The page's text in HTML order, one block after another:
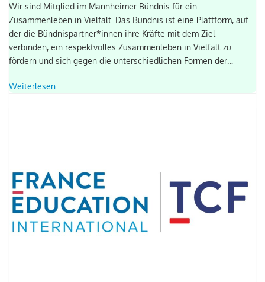
Wir sind Mitglied im Mannheimer Bündnis für ein
Zusammenleben in Vielfalt. Das Bündnis ist eine Plattform, auf
der die Bündnispartner*innen ihre Kräfte mit dem Ziel
verbinden, ein respektvolles Zusammenleben in Vielfalt zu
fördern und sich gegen die unterschiedlichen Formen der…
Weiterlesen